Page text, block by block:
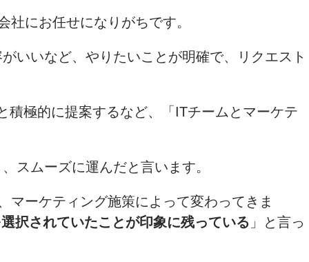
にお任せになりがちです。
いいなど、やりたいことが明確で、リクエスト
極的に提案するなど、「ITチームとマーケテ
スムーズに運んだと言います。
マーケティング施策によって変わってきま
択されていたことが印象に残っている 」と言っ